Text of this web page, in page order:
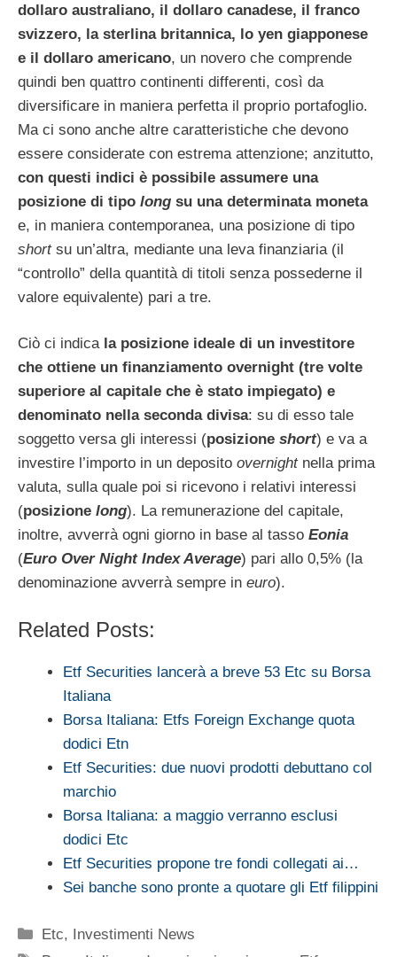
dollaro australiano, il dollaro canadese, il franco
svizzero, la sterlina britannica, lo yen giapponese
e il dollaro americano, un novero che comprende
quindi ben quattro continenti differenti, così da
diversificare in maniera perfetta il proprio portafoglio.
Ma ci sono anche altre caratteristiche che devono
essere considerate con estrema attenzione; anzitutto,
con questi indici è possibile assumere una
posizione di tipo long su una determinata moneta
e, in maniera contemporanea, una posizione di tipo
shortsu un’altra, mediante una leva finanziaria (il
“controllo” della quantità di titoli senza possederne il
valore equivalente) pari a tre.
Ciò ci indica la posizione ideale di un investitore
che ottiene un finanziamento overnight (tre volte
superiore al capitale che è stato impiegato) e
denominato nella seconda divisa: su di esso tale
soggetto versa gli interessi (posizione short) e va a
investire l’importo in un deposito overnightnella prima
valuta, sulla quale poi si ricevono i relativi interessi
(posizione long). La remunerazione del capitale,
inoltre, avverrà ogni giorno in base al tasso Eonia
(Euro Over Night Index Average) pari allo 0,5% (la
denominazione avverrà sempre in euro).
Related Posts:
Etf Securities lancerà a breve 53 Etc su Borsa
Italiana
Borsa Italiana: Etfs Foreign Exchange quota
dodici Etn
Etf Securities: due nuovi prodotti debuttano col
marchio
Borsa Italiana: a maggio verranno esclusi
dodici Etc
Etf Securities propone tre fondi collegati ai…
Sei banche sono pronte a quotare gli Etf filippini
Categorie
Etc,
Investimenti News